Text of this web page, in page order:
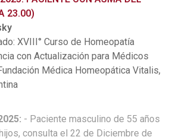
23.00)
XVIII° Curso de Homeopatía
con Actualización para Médicos
Médica Homeopática Vitalis,
- Paciente masculino de 55 años
consulta el 22 de Diciembre de